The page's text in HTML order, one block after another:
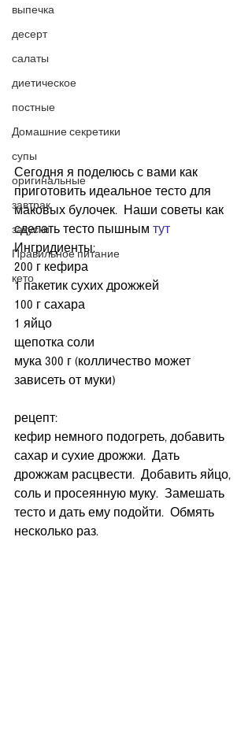
выпечка
десерт
салаты
диетическое
постные
Домашние секретики
супы
оригинальные
завтрак
закуски
Правильное питание
кето
Сегодня я поделюсь с вами как
приготовить идеальное тесто для
маковых булочек.  Наши советы как
сделать тесто пышным тут
Ингридиенты:
200 г кефира
1 пакетик сухих дрожжей
100 г сахара
1 яйцо
щепотка соли
мука 300 г (колличество может
зависеть от муки)
рецепт:
кефир немного подогреть, добавить
сахар и сухие дрожжи.  Дать
дрожжам расцвести.  Добавить яйцо,
соль и просеянную муку.  Замешать
тесто и дать ему подойти.  Обмять
несколько раз.